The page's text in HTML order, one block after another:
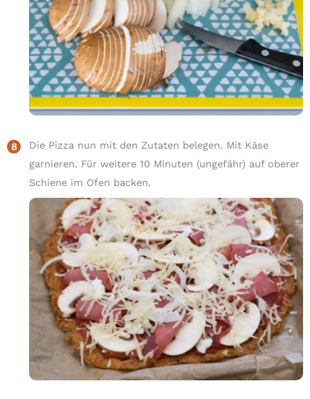
Die Pizza nun mit den Zutaten belegen. Mit Käse
garnieren. Für weitere 10 Minuten (ungefähr) auf oberer
Schiene im Ofen backen.